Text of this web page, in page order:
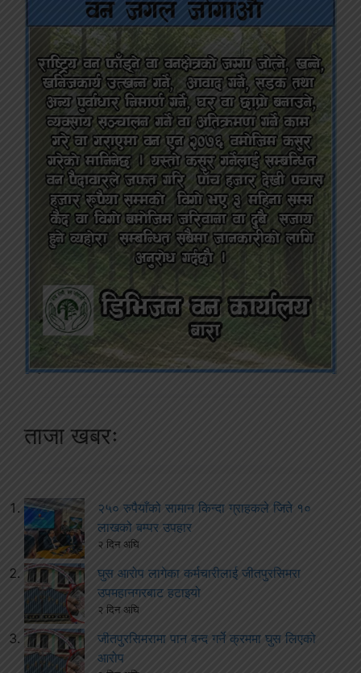
ताजा खबरः
२५० रुपैयाँको सामान किन्दा ग्राहकले जिते १०
लाखको बम्पर उपहार
२ दिन अघि
घुस आरोप लागेका कर्मचारीलाई जीतपुरसिमरा
उपमहानगरबाट हटाइयो
२ दिन अघि
जीतपुरसिमरामा पान बन्द गर्ने क्रममा घुस लिएको
आरोप